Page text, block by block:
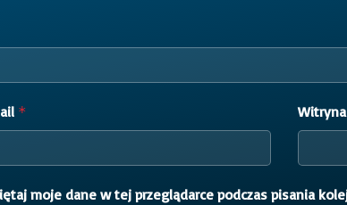
*
moje dane w tej przeglądarce podczas pisania